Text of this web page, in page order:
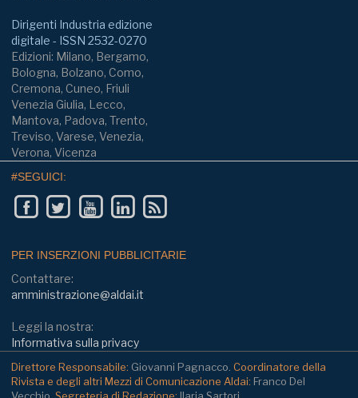
Dirigenti Industria edizione
digitale - ISSN 2532-0270
Edizioni: Milano, Bergamo,
Bologna, Bolzano, Como,
Cremona, Cuneo, Friuli
Venezia Giulia, Lecco,
Mantova, Padova, Trento,
Treviso, Varese, Venezia,
Verona, Vicenza
#SEGUICI:
PER INSERZIONI PUBBLICITARIE
Contattare:
amministrazione@aldai.it
Leggi la nostra:
Informativa sulla privacy
Direttore Responsabile: Giovanni Pagnacco. Coordinatore della
Rivista e degli altri Mezzi di Comunicazione Aldai: Franco Del